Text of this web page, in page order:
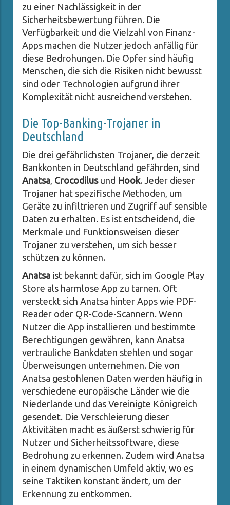
zu einer Nachlässigkeit in der
Sicherheitsbewertung führen. Die
Verfügbarkeit und die Vielzahl von Finanz-
Apps machen die Nutzer jedoch anfällig für
diese Bedrohungen. Die Opfer sind häufig
Menschen, die sich die Risiken nicht bewusst
sind oder Technologien aufgrund ihrer
Komplexität nicht ausreichend verstehen.
Die Top-Banking-Trojaner in
Deutschland
Die drei gefährlichsten Trojaner, die derzeit
Bankkonten in Deutschland gefährden, sind
Anatsa, Crocodilusund Hook. Jeder dieser
Trojaner hat spezifische Methoden, um
Geräte zu infiltrieren und Zugriff auf sensible
Daten zu erhalten. Es ist entscheidend, die
Merkmale und Funktionsweisen dieser
Trojaner zu verstehen, um sich besser
schützen zu können.
Anatsa ist bekannt dafür, sich im Google Play
Store als harmlose App zu tarnen. Oft
versteckt sich Anatsa hinter Apps wie PDF-
Reader oder QR-Code-Scannern. Wenn
Nutzer die App installieren und bestimmte
Berechtigungen gewähren, kann Anatsa
vertrauliche Bankdaten stehlen und sogar
Überweisungen unternehmen. Die von
Anatsa gestohlenen Daten werden häufig in
verschiedene europäische Länder wie die
Niederlande und das Vereinigte Königreich
gesendet. Die Verschleierung dieser
Aktivitäten macht es äußerst schwierig für
Nutzer und Sicherheitssoftware, diese
Bedrohung zu erkennen. Zudem wird Anatsa
in einem dynamischen Umfeld aktiv, wo es
seine Taktiken konstant ändert, um der
Erkennung zu entkommen.